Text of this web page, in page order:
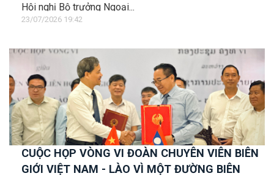
Hội nghị Bộ trưởng Ngoại...
23/07/2026 19:42
CUỘC HỌP VÒNG VI ĐOÀN CHUYÊN VIÊN BIÊN
GIỚI VIỆT NAM - LÀO VÌ MỘT ĐƯỜNG BIÊN